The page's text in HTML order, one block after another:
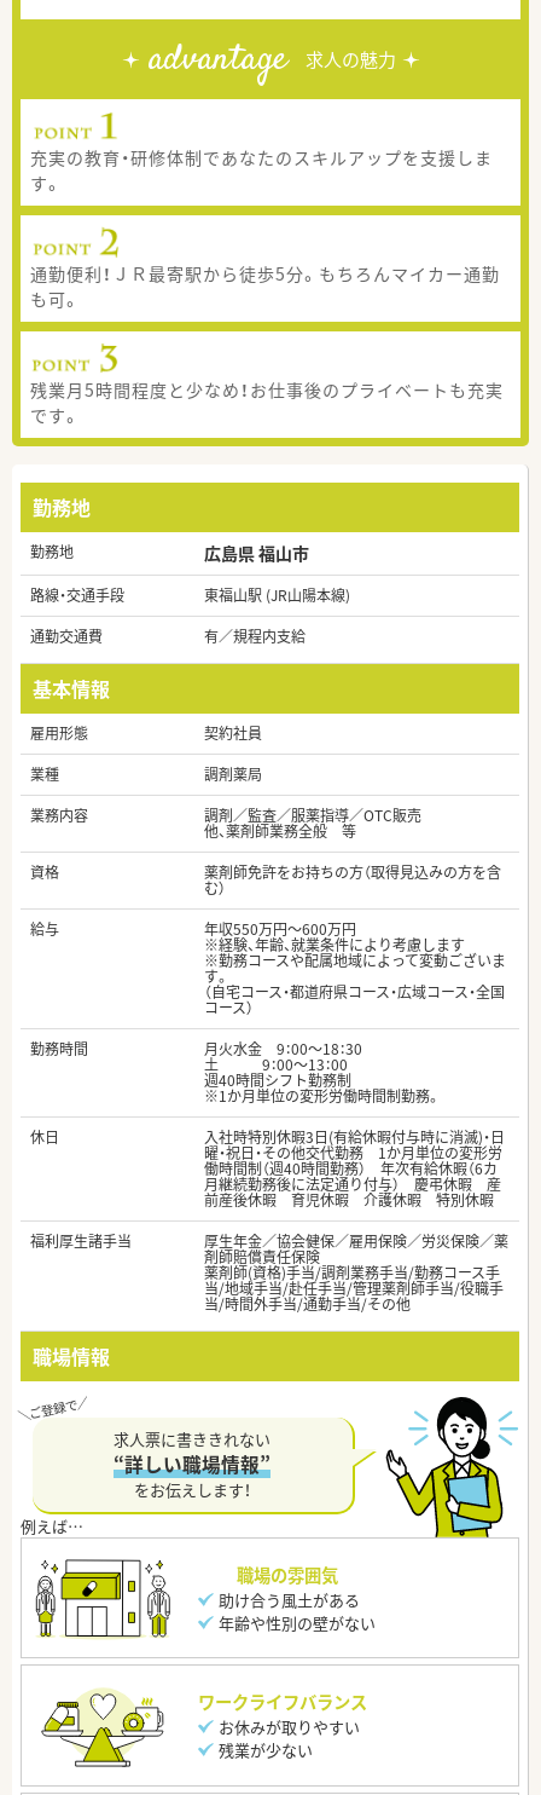
advantage 求人の魅力
充実の教育・研修体制であなたのスキルアップを支援しま
す。
通勤便利！ＪＲ最寄駅から徒歩5分。もちろんマイカー通勤
も可。
残業月5時間程度と少なめ！お仕事後のプライベートも充実
です。
勤務地
勤務地 広島県 福山市
路線・交通手段
東福山駅 (JR山陽本線)
通勤交通費
有／規程内支給
基本情報
雇用形態
契約社員
業種
調剤薬局
業務内容
調剤／監査／服薬指導／OTC販売
他、薬剤師業務全般 等
資格
薬剤師免許をお持ちの方（取得見込みの方を含
む）
給与
年収550万円～600万円
※経験、年齢、就業条件により考慮します
※勤務コースや配属地域によって変動ございま
す。
（自宅コース・都道府県コース・広域コース・全国
コース）
勤務時間
月火水金 9：00～18：30
土 9：00～13：00
週40時間シフト勤務制
※1か月単位の変形労働時間制勤務。
休日
入社時特別休暇3日(有給休暇付与時に消滅)・日
曜・祝日・その他交代勤務 1か月単位の変形労
働時間制（週40時間勤務） 年次有給休暇（6カ
月継続勤務後に法定通り付与） 慶弔休暇 産
前産後休暇 育児休暇 介護休暇 特別休暇
福利厚生諸手当
厚生年金／協会健保／雇用保険／労災保険／薬
剤師賠償責任保険
薬剤師(資格)手当/調剤業務手当/勤務コース手
当/地域手当/赴任手当/管理薬剤師手当/役職手
当/時間外手当/通勤手当/その他
職場情報
求人票に書ききれない
“詳しい職場情報”
をお伝えします！
職場の雰囲気
助け合う風土がある
年齢や性別の壁がない
ワークライフバランス
お休みが取りやすい
残業が少ない